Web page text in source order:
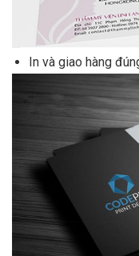
Tư vấn chỉnh file,
In và giao hàng
Có máy in màu kỹ
Gợi ý:
liên hệ ngay
kết in đúng file, đúng
Kết luận